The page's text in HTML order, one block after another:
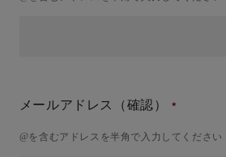
メールアドレス（確認）
@を含むアドレスを半角で入力してください